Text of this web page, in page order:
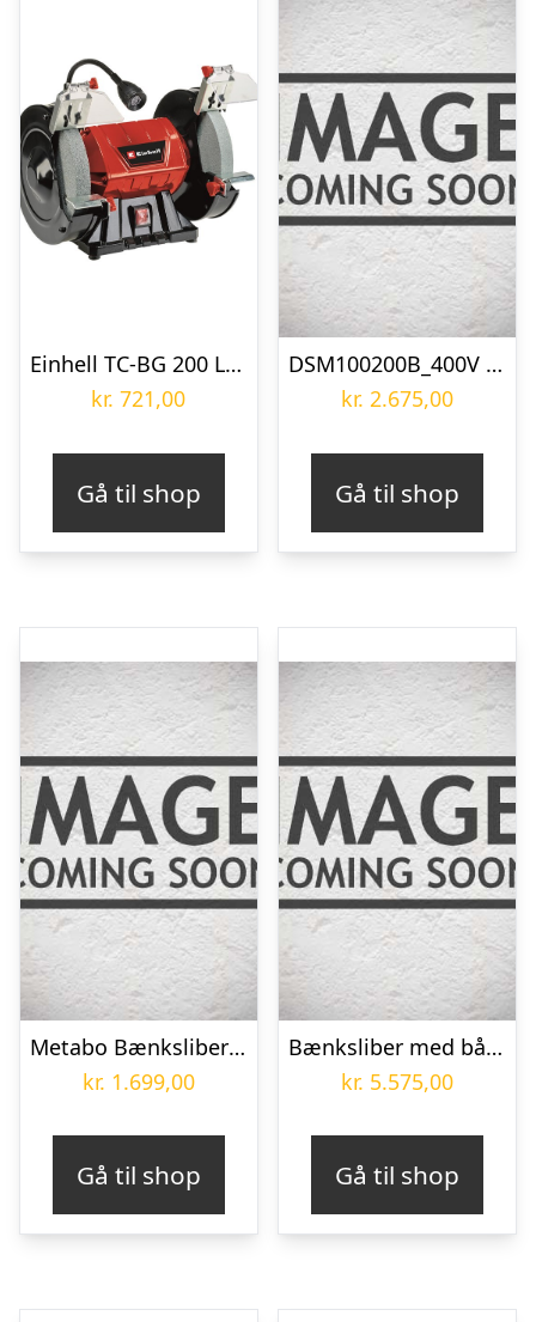
Einhell TC-BG 200 L bænksliber 220-240 Volt
kr. 721,00
Gå til shop
DSM100200B_400V Bænksliber m/ båndarm Holzmann
kr. 2.675,00
Gå til shop
Metabo Bænksliber Ds 150
kr. 1.699,00
Gå til shop
Bænksliber med båndarm KMS 250 – 3x400V
kr. 5.575,00
Gå til shop